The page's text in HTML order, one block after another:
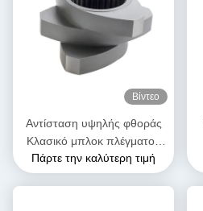
Βίντεο
Αντίσταση υψηλής φθοράς
Κλασικό μπλοκ πλέγματος
σφαιρίδας για διπλή βίδα
εξωτερικά μηχανήματα
Πάρτε την καλύτερη τιμή